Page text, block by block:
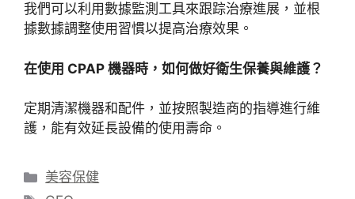
我們可以利用數據監測工具來跟踪治療進展，並根
據數據調整使用習慣以提高治療效果。
在使用 CPAP 機器時，如何做好衛生保養與維護？
定期清潔機器和配件，並按照製造商的指導進行維
護，能有效延長設備的使用壽命。
分
類
美容保健